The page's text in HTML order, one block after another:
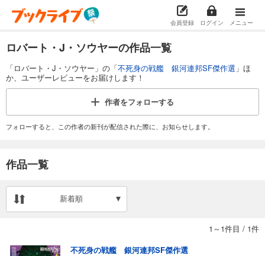
会員登録 ログイン メニュー
ロバート・J・ソウヤーの作品一覧
「ロバート・J・ソウヤー」の「不死身の戦艦 銀河連邦SF傑作選 」ほ
か、ユーザーレビューをお届けします！
作者をフォローする
フォローすると、この作者の新刊が配信された際に、お知らせします。
作品一覧
新着順
1～1件目 / 1件
不死身の戦艦 銀河連邦SF傑作選